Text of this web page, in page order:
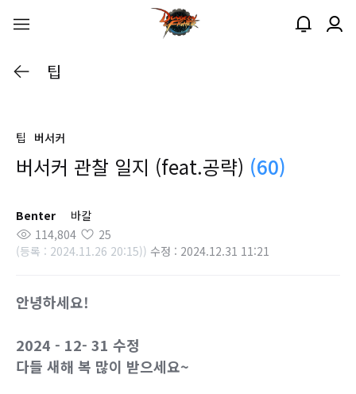
팁
팁 버서커
버서커 관찰 일지 (feat.공략) (60)
Benter
바칼
114,804
25
(등록 : 2024.11.26 20:15)) 수정 : 2024.12.31 11:21
안녕하세요!
2024 - 12- 31 수정
다들 새해 복 많이 받으세요~